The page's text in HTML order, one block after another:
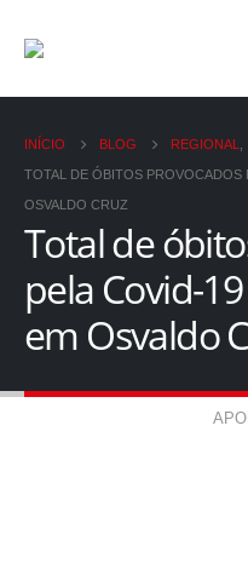
INÍCIO BLOG REGIONAL
TOTAL DE ÓBITOS PROVOCADOS
OSVALDO CRUZ
Total de
pela Covid-
em Osvaldo